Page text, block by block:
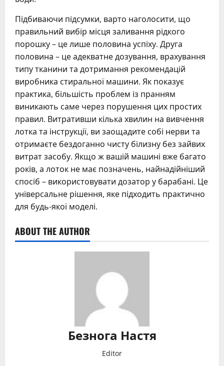
Підбиваючи підсумки, варто наголосити, що
правильний вибір місця заливання рідкого
порошку – це лише половина успіху. Друга
половина – це адекватне дозування, врахування
типу тканини та дотримання рекомендацій
виробника стиральної машини. Як показує
практика, більшість проблем із пранням
виникають саме через порушення цих простих
правил. Витративши кілька хвилин на вивчення
лотка та інструкції, ви заощадите собі нерви та
отримаєте бездоганно чисту білизну без зайвих
витрат засобу. Якщо ж вашій машині вже багато
років, а лоток не має позначень, найнадійніший
спосіб – використовувати дозатор у барабані. Це
універсальне рішення, яке підходить практично
для будь-якої моделі.
ABOUT THE AUTHOR
Безнога Настя
Editor